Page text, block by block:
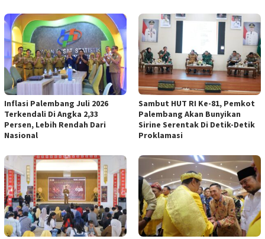
Inflasi Palembang Juli 2026
Terkendali Di Angka 2,33
Persen, Lebih Rendah Dari
Nasional
Sambut HUT RI Ke-81, Pemkot
Palembang Akan Bunyikan
Sirine Serentak Di Detik-Detik
Proklamasi